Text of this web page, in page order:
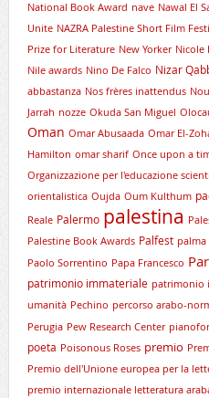
National Book Award nave Nawal El
Unite NAZRA Palestine Short Film
Prize for Literature New Yorker Nicole
Nile awards Nino De Falco Nizar
abbastanza Nos frères inattendus
Jarrah nozze Okuda San Miguel
Oman Omar Abusaada Omar El-
Hamilton omar sharif Once upon a
Organizzazione per l'educazione
orientalistica Oujda Oum Kulthum
Reale Palermo palestina
Palestine Book Awards Palfest
Paolo Sorrentino Papa Francesco
patrimonio immateriale patrimonio
umanità Pechino percorso arabo-
Perugia Pew Research Center
poeta Poisonous Roses premio
Premio dell'Unione europea per la
premio internazionale letteratura